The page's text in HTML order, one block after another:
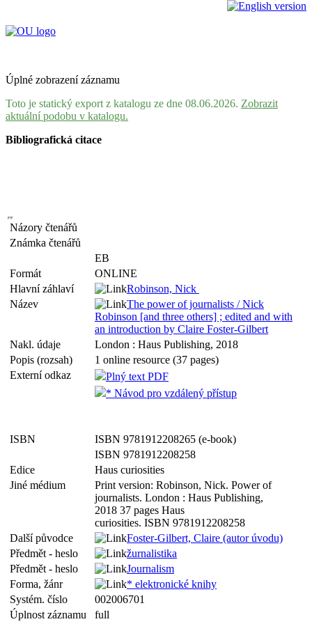
Úplné zobrazení záznamu
Toto je statický export z katalogu ze dne 08.06.2026. Zobrazit
aktuální podobu v katalogu.
Bibliografická citace
Názory čtenářů
Známka čtenářů
EB
Formát
ONLINE
Hlavní záhlaví
Robinson, Nick
Název
The power of journalists / Nick
Robinson [and three others] ; edited and with
an introduction by Claire Foster-Gilbert
Nakl. údaje
London : Haus Publishing, 2018
Popis (rozsah)
1 online resource (37 pages)
Externí odkaz
Plný text PDF
* Návod pro vzdálený přístup
ISBN
ISBN 9781912208265 (e-book)
ISBN 9781912208258
Edice
Haus curiosities
Jiné médium
Print version: Robinson, Nick. Power of
journalists. London : Haus Publishing,
2018 37 pages Haus
curiosities. ISBN 9781912208258
Další původce
Foster-Gilbert, Claire (autor úvodu)
Předmět - heslo
žurnalistika
Předmět - heslo
Journalism
Forma, žánr
* elektronické knihy
Systém. číslo
002006701
Úplnost záznamu
full